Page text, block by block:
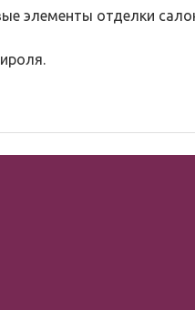
элементы отделки